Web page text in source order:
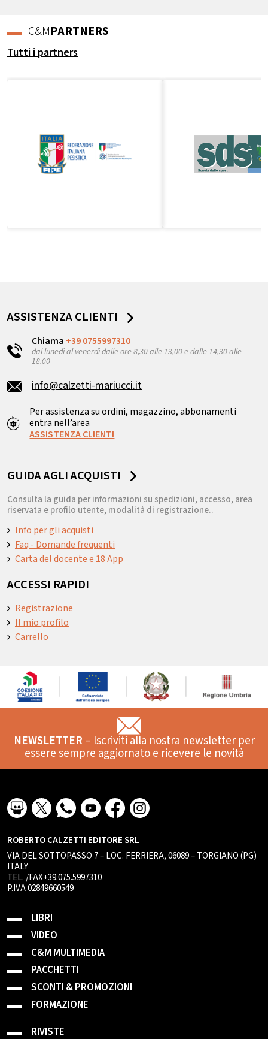
C&MPARTNERS
Tutti i partners
ASSISTENZA CLIENTI
Chiama +39 0755997310
dal lunedì al venerdì dalle ore 8,30 alle 13,00 e dalle 14,30 alle
18.00
info@calzetti-mariucci.it
Per assistenza su ordini, magazzino, abbonamenti
entra nell’area
ASSISTENZA CLIENTI
GUIDA AGLI ACQUISTI
Consulta la guida per informazioni su spedizioni, accesso, area
riservata e profilo utente, modalità di registrazione..
Info per gli acquisti
Faq - Domande frequenti
Carta del docente e 18 App
ACCESSI RAPIDI
Registrazione
Il mio profilo
Carrello
NEWSLETTER– Iscriviti alla nostra newsletter per
essere sempre aggiornato e ricevere le novità
ROBERTO CALZETTI EDITORE SRL
VIA DEL SOTTOPASSO 7 – LOC. FERRIERA, 06089 – TORGIANO (PG)
ITALY
TEL. /FAX+39.075.5997310
P.IVA 02849660549
LIBRI
VIDEO
C&M MULTIMEDIA
PACCHETTI
SCONTI & PROMOZIONI
FORMAZIONE
RIVISTE